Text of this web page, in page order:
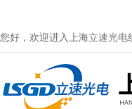
您好，欢迎进入上海立速光电